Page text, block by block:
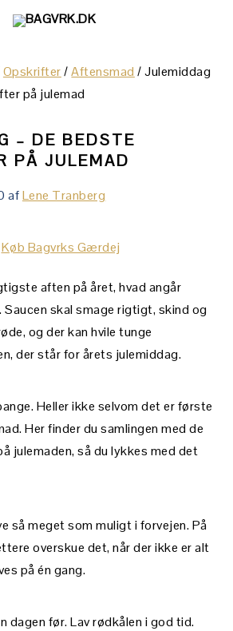
Opskrifter / Aftensmad /Julemiddag
på julemad
– DE BEDSTE
PÅ JULEMAD
afLene Tranberg
aften på året, hvad angår
skal smage rigtigt, skind og
og der kan hvile tunge
der står for årets julemiddag.
Heller ikke selvom det er første
Her finder du samlingen med de
julemaden, så du lykkes med det
så meget som muligt i forvejen. På
overskue det, når der ikke er alt
på én gang.
dagen før. Lav rødkålen i god tid.